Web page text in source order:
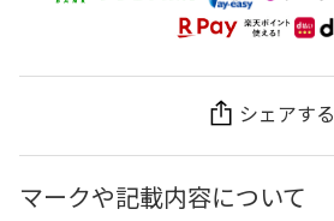
シェアする
マークや記載内容について